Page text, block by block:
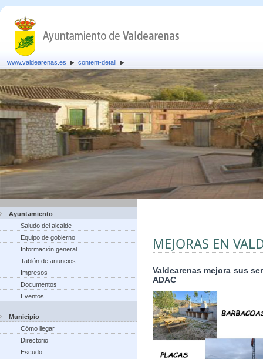
www.valdearenas.es content-detail
Ayuntamiento
Saludo del alcalde
Equipo de gobierno
Información general
Tablón de anuncios
Impresos
Documentos
Eventos
Municipio
Cómo llegar
Directorio
Escudo
MEJORAS EN
Valdearenas mejora sus
ADAC